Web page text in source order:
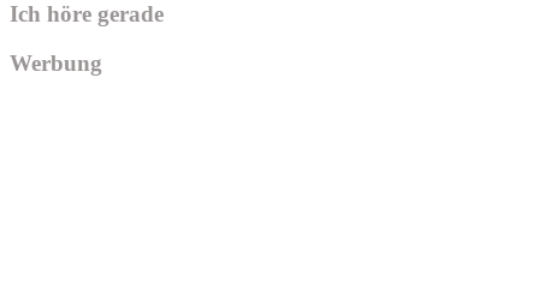
Ich höre gerade
Werbung